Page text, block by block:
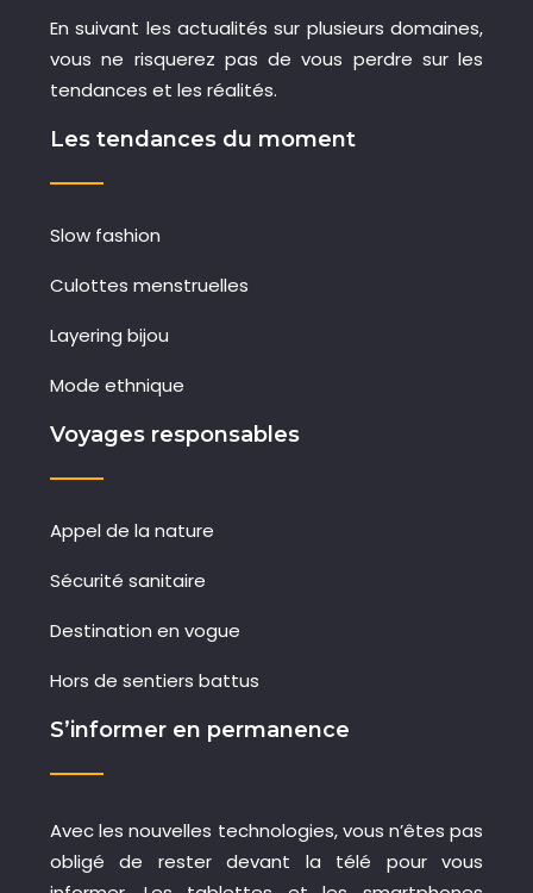
En suivant les actualités sur plusieurs domaines,
vous ne risquerez pas de vous perdre sur les
tendances et les réalités.
Les tendances du moment
Slow fashion
Culottes menstruelles
Layering bijou
Mode ethnique
Voyages responsables
Appel de la nature
Sécurité sanitaire
Destination en vogue
Hors de sentiers battus
S’informer en permanence
Avec les nouvelles technologies, vous n’êtes pas
obligé de rester devant la télé pour vous